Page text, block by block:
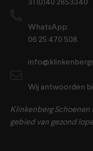
31 (0)40 2853340
WhatsApp:
06 25 470 508
Wij antwoorden
Klinkenberg
gebied van gezond